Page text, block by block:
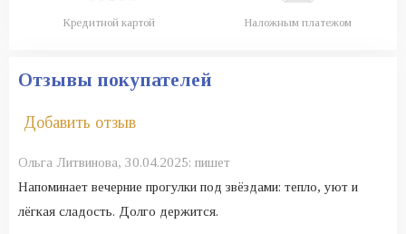
Кредитной картой Наложным платежом
Отзывы покупателей
Добавить отзыв
Ольга Литвинова, 30.04.2025: пишет
Напоминает вечерние прогулки под звёздами: тепло, уют и
лёгкая сладость. Долго держится.